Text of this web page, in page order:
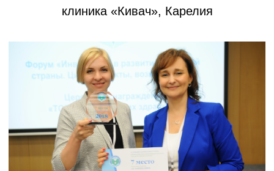
клиника «Кивач», Карелия